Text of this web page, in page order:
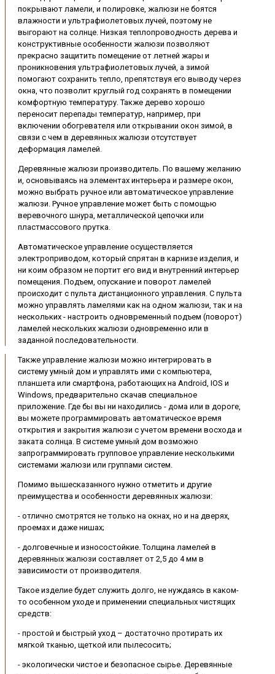
покрывают ламели, и полировке, жалюзи не боятся
влажности и ультрафиолетовых лучей, поэтому не
выгорают на солнце. Низкая теплопроводность дерева и
конструктивные особенности жалюзи позволяют
прекрасно защитить помещение от летней жары и
проникновения ультрафиолетовых лучей, а зимой
помогают сохранить тепло, препятствуя его выводу через
окна, что позволит круглый год сохранять в помещении
комфортную температуру. Также дерево хорошо
переносит перепады температур, например, при
включении обогревателя или открывании окон зимой, в
связи с чем в деревянных жалюзи отсутствует
деформация ламелей.
Деревянные жалюзи производитель. По вашему желанию
и, основываясь на элементах интерьера и размере окон,
можно выбрать ручное или автоматическое управление
жалюзи. Ручное управление может быть с помощью
веревочного шнура, металлической цепочки или
пластмассового прутка.
Автоматическое управление осуществляется
электроприводом, который спрятан в карнизе изделия, и
ни коим образом не портит его вид и внутренний интерьер
помещения. Подъем, опускание и поворот ламелей
происходит с пульта дистанционного управления. С пульта
можно управлять ламелями как на одном жалюзи, так и на
нескольких - настроить одновременный подъем (поворот)
ламелей нескольких жалюзи одновременно или в
заданной последовательности.
Также управление жалюзи можно интегрировать в
систему умный дом и управлять ими с компьютера,
планшета или смартфона, работающих на Android, IOS и
Windows, предварительно скачав специальное
приложение. Где бы вы ни находились - дома или в дороге,
вы можете программировать автоматическое время
открытия и закрытия жалюзи с учетом времени восхода и
заката солнца. В системе умный дом возможно
запрограммировать групповое управление несколькими
системами жалюзи или группами систем.
Помимо вышесказанного нужно отметить и другие
преимущества и особенности деревянных жалюзи:
- отлично смотрятся не только на окнах, но и на дверях,
проемах и даже нишах;
- долговечные и износостойкие. Толщина ламелей в
деревянных жалюзи составляет от 2,5 до 4 мм в
зависимости от производителя.
Такое изделие будет служить долго, не нуждаясь в каком-
то особенном уходе и применении специальных чистящих
средств:
- простой и быстрый уход – достаточно протирать их
мягкой тканью, щеткой или пылесосить;
- экологически чистое и безопасное сырье. Деревянные